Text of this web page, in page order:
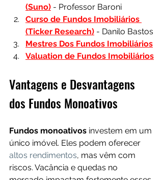
(Suno) - Professor Baroni
Curso de Fundos Imobiliários
(Ticker Research) - Danilo Bastos
Mestres Dos Fundos Imobiliários
Valuation de Fundos Imobiliários
Vantagens e Desvantagens
dos Fundos Monoativos
Fundos monoativos investem em um
único imóvel. Eles podem oferecer
altos rendimentos, mas vêm com
riscos. Vacância e quedas no